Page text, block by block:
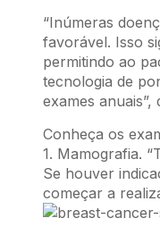
“Inúmeras
favorável. Isso
permitindo ao
tecnologia de
exames
Conheça os
1. Mamografia.
Se houver
começar a